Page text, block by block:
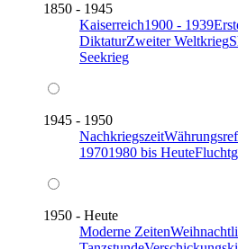
1850 - 1945
Kaiserreich1900 - 1939
DiktaturZweiter Weltkrieg
Seekrieg
1945 - 1950
Nachkriegszeit
19701980 bis Heute
1950 - Heute
Moderne Zeiten